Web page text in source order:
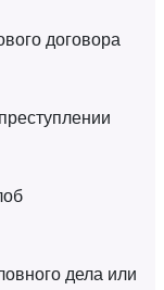
договора
дела или